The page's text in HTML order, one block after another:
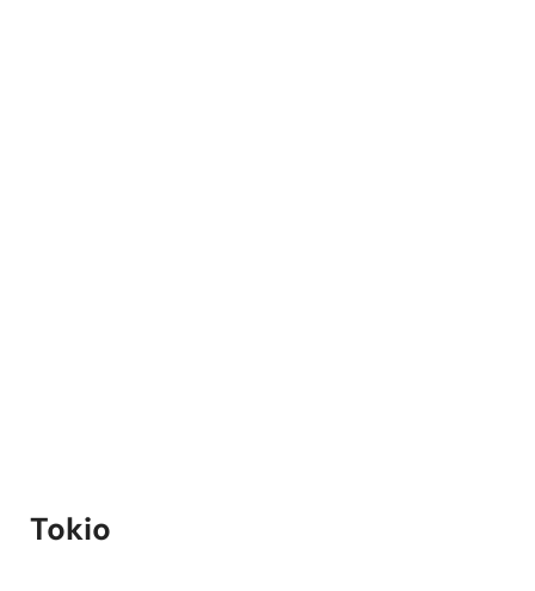
Tokio